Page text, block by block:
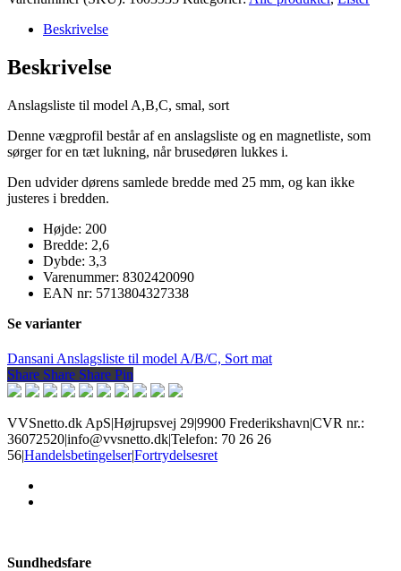
mat
Beskrivelse
Beskrivelse
Anslagsliste til model A,B,C, smal, sort
Denne vægprofil består af en anslagsliste og en magnetliste, som
sørger for en tæt lukning, når brusedøren lukkes i.
Den udvider dørens samlede bredde med 25 mm, og kan ikke
justeres i bredden.
Højde: 200
Bredde: 2,6
Dybde: 3,3
Varenummer: 8302420090
EAN nr: 5713804327338
Se varianter
Dansani Anslagsliste til model A/B/C, Sort mat
Share
Share Share Share Pin
VVSnetto.dk ApS|Højrupsvej 29|9900 Frederikshavn|CVR nr.:
36072520|info@vvsnetto.dk|Telefon: 70 26 26
56|Handelsbetingelser|Fortrydelsesret
Sundhedsfare